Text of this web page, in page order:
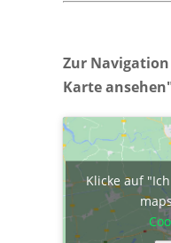
Zur
Karte
Klicke auf